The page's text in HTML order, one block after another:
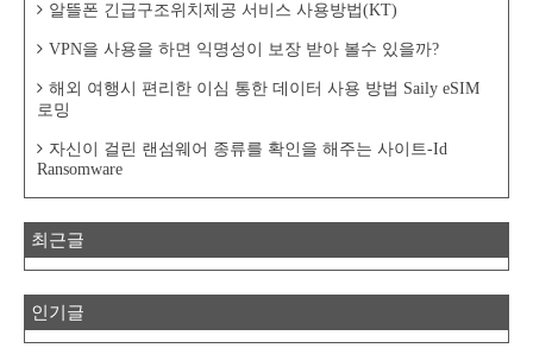
알뜰폰 긴급구조위치제공 서비스 사용방법(KT)
VPN을 사용을 하면 익명성이 보장 받아 볼수 있을까?
해외 여행시 편리한 이심 통한 데이터 사용 방법 Saily eSIM
로밍
자신이 걸린 랜섬웨어 종류를 확인을 해주는 사이트-Id
Ransomware
최근글
인기글